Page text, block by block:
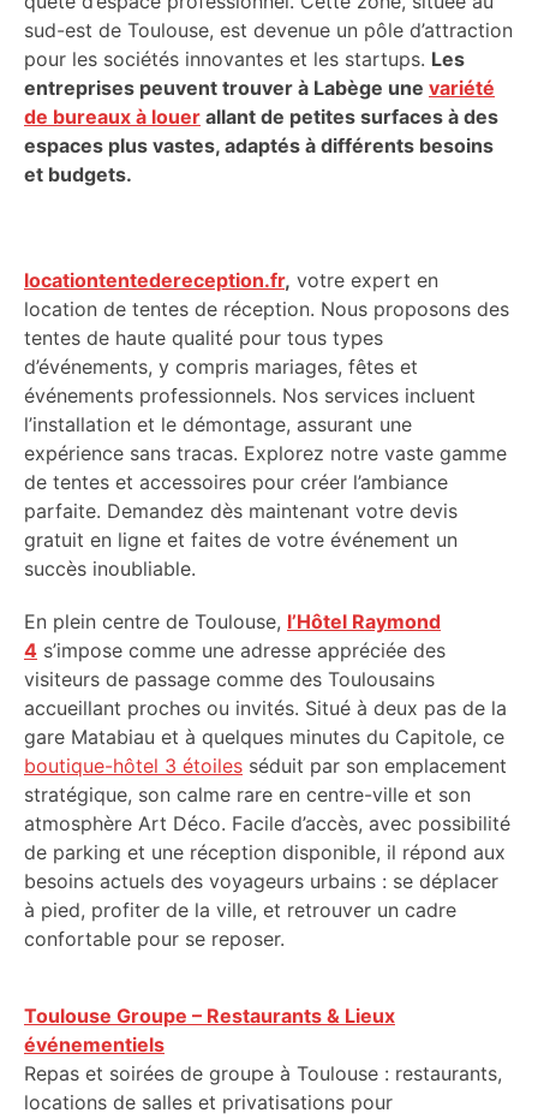
sud-est de Toulouse, est devenue un pôle d’attraction
pour les sociétés innovantes et les startups. Les
entreprises peuvent trouver à Labège une variété
de bureaux à louer allant de petites surfaces à des
espaces plus vastes, adaptés à différents besoins
et budgets.
locationtentedereception.fr, votre expert en
location de tentes de réception. Nous proposons des
tentes de haute qualité pour tous types
d’événements, y compris mariages, fêtes et
événements professionnels. Nos services incluent
l’installation et le démontage, assurant une
expérience sans tracas. Explorez notre vaste gamme
de tentes et accessoires pour créer l’ambiance
parfaite. Demandez dès maintenant votre devis
gratuit en ligne et faites de votre événement un
succès inoubliable.
En plein centre de Toulouse, l’Hôtel Raymond
4 s’impose comme une adresse appréciée des
visiteurs de passage comme des Toulousains
accueillant proches ou invités. Situé à deux pas de la
gare Matabiau et à quelques minutes du Capitole, ce
boutique-hôtel 3 étoiles séduit par son emplacement
stratégique, son calme rare en centre-ville et son
atmosphère Art Déco. Facile d’accès, avec possibilité
de parking et une réception disponible, il répond aux
besoins actuels des voyageurs urbains : se déplacer
à pied, profiter de la ville, et retrouver un cadre
confortable pour se reposer.
Toulouse Groupe – Restaurants & Lieux
événementiels
Repas et soirées de groupe à Toulouse : restaurants,
locations de salles et privatisations pour